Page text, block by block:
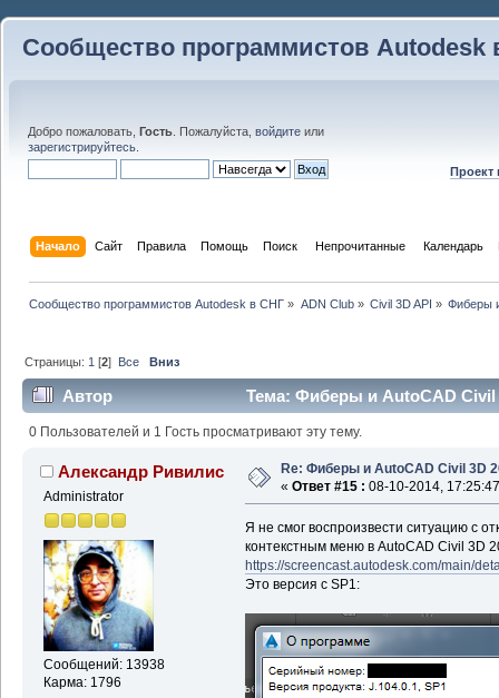
Сообщество программистов Autodesk
Добро пожаловать, Гость . Пожалуйста, войдите или
зарегистрируйтесь
Проект
Начало Сайт Правила Помощь Поиск Непрочитанные Календарь
Сообщество программистов Autodesk в СНГ » ADN Club» Civil 3D API » Фиберы
Страницы: 1 [2] Все Вниз
Автор Тема: Фиберы и AutoCAD Civil
0 Пользователей и 1 Гость просматривают эту тему.
Александр Ривилис
Administrator
Сообщений: 13938
Карма: 1796
Re: Фиберы и AutoCAD Civil 3D
« Ответ #15 : 08-10-2014,
Я не смог воспроизвести ситуацию с
контекстным меню в AutoCAD Civil 3D
https://screencast.autodesk.com/main/
Это версия с SP1: